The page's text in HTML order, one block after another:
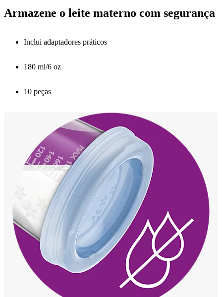
Armazene o leite materno com segurança
Inclui adaptadores práticos
180 ml/6 oz
10 peças